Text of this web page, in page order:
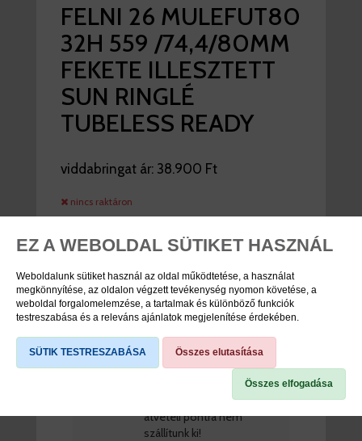
EZ A WEBOLDAL SÜTIKET HASZNÁL
Weboldalunk sütiket használ az oldal működtetése, a használat
megkönnyítése, az oldalon végzett tevékenység nyomon követése, a
weboldal forgalomelemzése, a tartalmak és különböző funkciók
testreszabása és a releváns ajánlatok megjelenítése érdekében.
SÜTIK TESTRESZABÁSA Összes elutasítása
Összes elfogadása
FELNI 26 MULEFUT80
32H 559 /74,4/80MM
FEKETE ILLESZTETT
SUN RINGLÉ
TUBELESS READY
viddabringat ár: 38.900 Ft
nincs raktáron
Cikkszám 20613911
Márka Sun-Ringle
TIPP
Bruttó 5.000Ft rendelési
érték alatt (a szállítási díj
nem számítandó bele)
átvételi pontra nem
szállítunk ki!